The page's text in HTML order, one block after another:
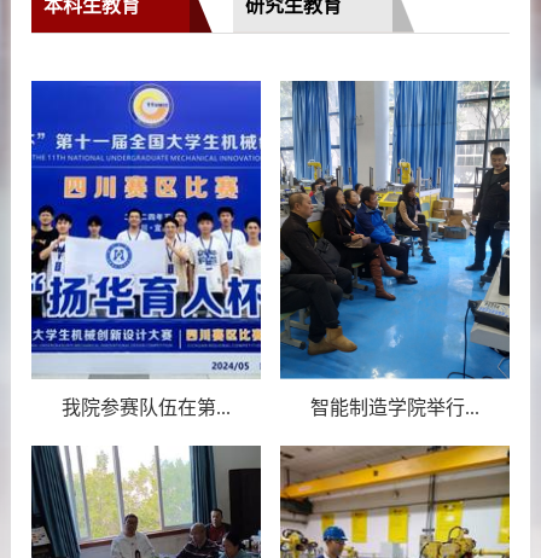
本科生教育 研究生教育
我院参赛队伍在第... 智能制造学院举行...